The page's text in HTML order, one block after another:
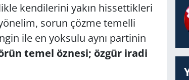
kendilerini yakın hissettikleri
sorun çözme temelli
ile en yoksulu aynı partinin
temel öznesi; özgür iradi